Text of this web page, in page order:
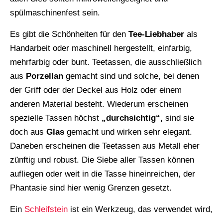
spülmaschinenfest sein.
Es gibt die Schönheiten für den Tee-Liebhaber als
Handarbeit oder maschinell hergestellt, einfarbig,
mehrfarbig oder bunt. Teetassen, die ausschließlich
aus Porzellan gemacht sind und solche, bei denen
der Griff oder der Deckel aus Holz oder einem
anderen Material besteht. Wiederum erscheinen
spezielle Tassen höchst „durchsichtig“, sind sie
doch aus Glas gemacht und wirken sehr elegant.
Daneben erscheinen die Teetassen aus Metall eher
zünftig und robust. Die Siebe aller Tassen können
aufliegen oder weit in die Tasse hineinreichen, der
Phantasie sind hier wenig Grenzen gesetzt.
Ein Schleifstein ist ein Werkzeug, das verwendet wird,